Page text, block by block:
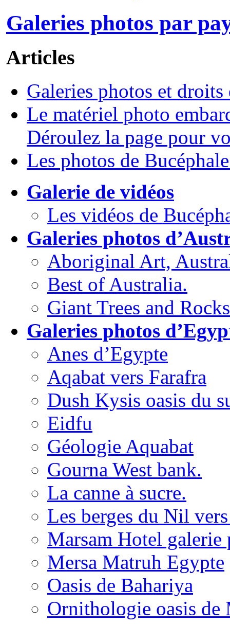
Galeries photos par
Articles
Galeries photos et
Le matériel photo
Déroulez la page pour
Les photos de
Galerie de vidéos
Les vidéos de
Galeries photos
Aboriginal Art,
Best of Australia.
Giant Trees and
Galeries photos
Anes d’Egypte
Aqabat vers Farafra
Dush Kysis oasis du
Eidfu
Géologie Aquabat
Gourna West bank.
La canne à sucre.
Les berges du Nil
Marsam Hotel galerie
Mersa Matruh Egypte
Oasis de Bahariya
Ornithologie oasis de